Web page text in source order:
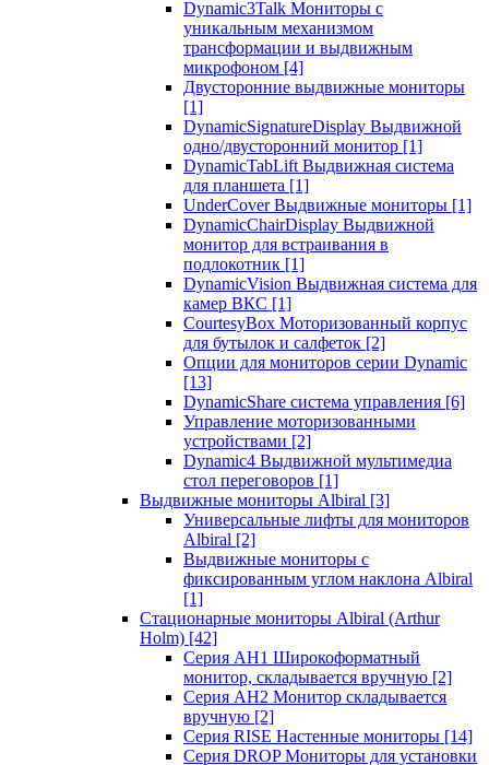
Dynamic3Talk Мониторы с
уникальным механизмом
трансформации и выдвижным
микрофоном [4]
Двусторонние выдвижные мониторы
[1]
DynamicSignatureDisplay Выдвижной
одно/двусторонний монитор [1]
DynamicTabLift Выдвижная система
для планшета [1]
UnderCover Выдвижные мониторы [1]
DynamicChairDisplay Выдвижной
монитор для встраивания в
подлокотник [1]
DynamicVision Выдвижная система для
камер ВКС [1]
CourtesyBox Моторизованный корпус
для бутылок и салфеток [2]
Опции для мониторов серии Dynamic
[13]
DynamicShare система управления [6]
Управление моторизованными
устройствами [2]
Dynamic4 Выдвижной мультимедиа
стол переговоров [1]
Выдвижные мониторы Albiral [3]
Универсальные лифты для мониторов
Albiral [2]
Выдвижные мониторы с
фиксированным углом наклона Albiral
[1]
Стационарные мониторы Albiral (Arthur
Holm) [42]
Серия AH1 Широкоформатный
монитор, складывается вручную [2]
Серия AH2 Монитор складывается
вручную [2]
Серия RISE Настенные мониторы [14]
Серия DROP Мониторы для установки